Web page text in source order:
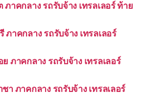
าคกลาง รถรับจ้าง เทรลเลอร์ ท้าย
าคกลาง รถรับจ้าง เทรลเลอร์
ภาคกลาง รถรับจ้าง เทรลเลอร์
า ภาคกลาง รถรับจ้าง เทรลเลอร์